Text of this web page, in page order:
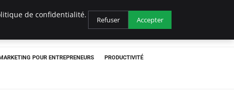
POUR ENTREPRENEURS PRODUCTIVITÉ
de confidentialité.
Refuser Accepter